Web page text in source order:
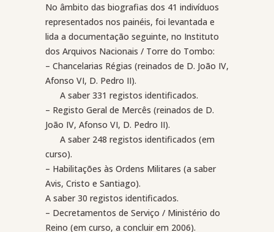
No âmbito das biografias dos 41 indivíduos
representados nos painéis, foi levantada e
lida a documentação seguinte, no Instituto
dos Arquivos Nacionais / Torre do Tombo:
– Chancelarias Régias (reinados de D. João IV,
Afonso VI, D. Pedro II).
A saber 331 registos identificados.
– Registo Geral de Mercês (reinados de D.
João IV, Afonso VI, D. Pedro II).
A saber 248 registos identificados (em
curso).
– Habilitações às Ordens Militares (a saber
Avis, Cristo e Santiago).
A saber 30 registos identificados.
– Decretamentos de Serviço / Ministério do
Reino (em curso, a concluir em 2006).